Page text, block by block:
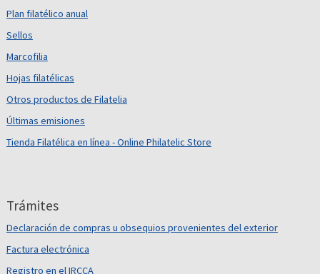
Plan filatélico anual
Sellos
Marcofilia
Hojas filatélicas
Otros productos de Filatelia
Últimas emisiones
Tienda Filatélica en línea - Online Philatelic Store
Trámites
Declaración de compras u obsequios provenientes del exterior
Factura electrónica
Registro en el IRCCA